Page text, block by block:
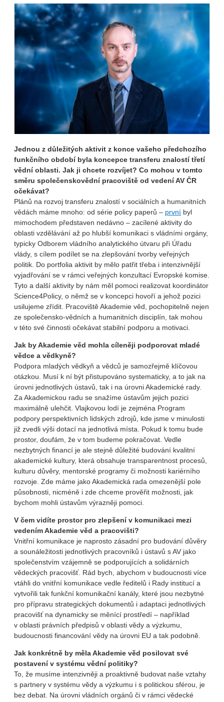
Jednou z důležitých aktivit z konce vašeho předchozího
funkčního období byla koncepce transferu znalostí třetí
vědní oblasti. Jak ji chcete rozvíjet? Co mohou v tomto
směru společenskovědní pracoviště od vedení AV ČR
očekávat?
Plánů na rozvoj transferu znalostí v sociálních a humanitních
vědách máme mnoho: od série policy paperů – první byl
mimochodem představen nedávno – zacílené aktivity do
oblasti vzdělávání až po hlubší komunikaci s vládními orgány,
typicky Odborem vládního analytického útvaru při Úřadu
vlády, s cílem podílet se na zlepšování tvorby veřejných
politik. Do portfolia aktivit by mělo patřit třeba i intenzivnější
vyjadřování se v rámci veřejných konzultací Evropské komise.
Tyto a další aktivity by nám měl pomoci realizovat koordinátor
Science4Policy, o němž se v koncepci hovoří a jehož pozici
usilujeme zřídit. Pracoviště Akademie věd, pochopitelně nejen
ze společensko-vědních a humanitních disciplín, tak mohou
v této své činnosti očekávat stabilní podporu a motivaci.
Jak by Akademie věd mohla cíleněji podporovat mladé
vědce a vědkyně?
Podpora mladých vědkyň a vědců je samozřejmě klíčovou
otázkou. Musí k ní být přistupováno systematicky, a to jak na
úrovni jednotlivých ústavů, tak i na úrovni Akademické rady.
Za Akademickou radu se snažíme ústavům jejich pozici
maximálně ulehčit. Vlajkovou lodí je zejména Program
podpory perspektivních lidských zdrojů, kde jsme v minulosti
již zvedli výši dotací na jednotlivá místa. Pokud k tomu bude
prostor, doufám, že v tom budeme pokračovat. Vedle
nezbytných financí je ale stejně důležité budování kvalitní
akademické kultury, která obsahuje transparentnost procesů,
kulturu důvěry, mentorské programy či možnosti kariérního
rozvoje. Zde máme jako Akademická rada omezenější pole
působnosti, nicméně i zde chceme prověřit možnosti, jak
bychom mohli ústavům výrazněji pomoci.
V čem vidíte prostor pro zlepšení v komunikaci mezi
vedením Akademie věd a pracovišti?
Vnitřní komunikace je naprosto zásadní pro budování důvěry
a sounáležitosti jednotlivých pracovníků i ústavů s AV jako
společenstvím vzájemně se podporujících a solidárních
vědeckých pracovišť. Rád bych, abychom v budoucnosti více
vtáhli do vnitřní komunikace vedle ředitelů i Rady institucí a
vytvořili tak funkční komunikační kanály, které jsou nezbytné
pro přípravu strategických dokumentů i adaptaci jednotlivých
pracovišť na dynamicky se měnící prostředí – například
v oblasti právních předpisů v oblasti vědy a výzkumu,
budoucnosti financování vědy na úrovni EU a tak podobně.
Jak konkrétně by měla Akademie věd posilovat své
postavení v systému vědní politiky?
To, že musíme intenzivněji a proaktivně budovat naše vztahy
s partnery v systému vědy a výzkumu i s politickou sférou, je
bez debat. Na úrovni vládních orgánů či v rámci vědecké